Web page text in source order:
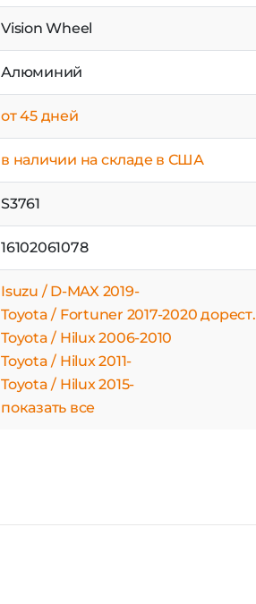
Vision Wheel
Алюминий
от 45 дней
в наличии на складе в США
S3761
16102061078
Isuzu / D-MAX 2019-
Toyota / Fortuner 2017-2020 дорест.
Toyota / Hilux 2006-2010
Toyota / Hilux 2011-
Toyota / Hilux 2015-
показать все